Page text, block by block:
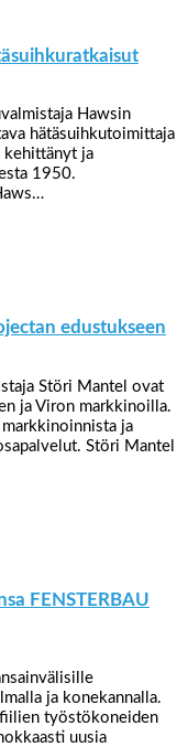
Hawsin
hätäsuihkutoimittaja
kehittänyt ja
1950.
edustukseen
Störi Mantel ovat
ja Viron markkinoilla.
ja
Störi Mantel
FENSTERBAU
ja konekannalla.
työstökoneiden
uusia